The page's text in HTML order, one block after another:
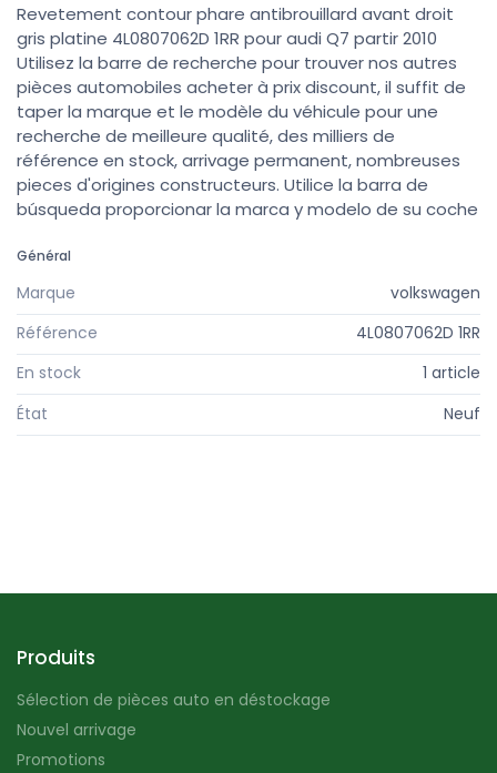
Revetement contour phare antibrouillard avant droit
gris platine 4L0807062D 1RR pour audi Q7 partir 2010
Utilisez la barre de recherche pour trouver nos autres
pièces automobiles acheter à prix discount, il suffit de
taper la marque et le modèle du véhicule pour une
recherche de meilleure qualité, des milliers de
référence en stock, arrivage permanent, nombreuses
pieces d'origines constructeurs. Utilice la barra de
búsqueda proporcionar la marca y modelo de su coche
Général
Marque
volkswagen
Référence
4L0807062D 1RR
En stock
1 article
État
Neuf
Produits
Sélection de pièces auto en déstockage
Nouvel arrivage
Promotions